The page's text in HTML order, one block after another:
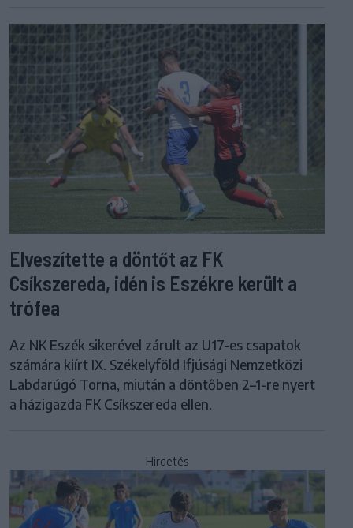
Elveszítette a döntőt az FK
Csíkszereda, idén is Eszékre került a
trófea
Az NK Eszék sikerével zárult az U17-es csapatok
számára kiírt IX. Székelyföld Ifjúsági Nemzetközi
Labdarúgó Torna, miután a döntőben 2–1-re nyert
a házigazda FK Csíkszereda ellen.
Hirdetés